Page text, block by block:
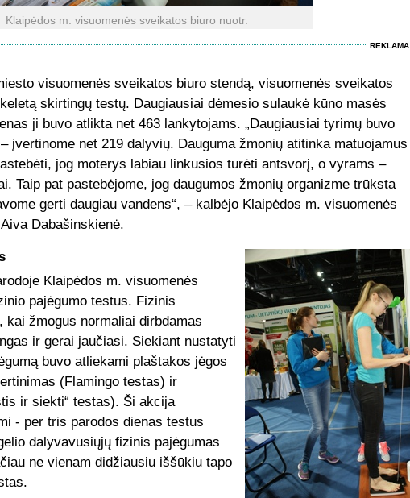
Klaipėdos m. visuomenės sveikatos biuro nuotr.
REKLAMA
visuomenės sveikatos biuro stendą, visuomenės sveikatos
skirtingų testų. Daugiausiai dėmesio sulaukė kūno masės
ji buvo atlikta net 463 lankytojams. „Daugiausiai tyrimų buvo
įvertinome net 219 dalyvių. Dauguma žmonių atitinka matuojamus
jog moterys labiau linkusios turėti antsvorį, o vyrams –
Taip pat pastebėjome, jog daugumos žmonių organizme trūksta
gerti daugiau vandens“, – kalbėjo Klaipėdos m. visuomenės
Dabašinskienė.
Klaipėdos m. visuomenės
pajėgumo testus. Fizinis
kai žmogus normaliai dirbdamas
ir gerai jaučiasi. Siekiant nustatyti
buvo atliekami plaštakos jėgos
(Flamingo testas) ir
ir siekti“ testas). Ši akcija
- per tris parodos dienas testus
dalyvavusiųjų fizinis pajėgumas
ne vienam didžiausiu iššūkiu tapo